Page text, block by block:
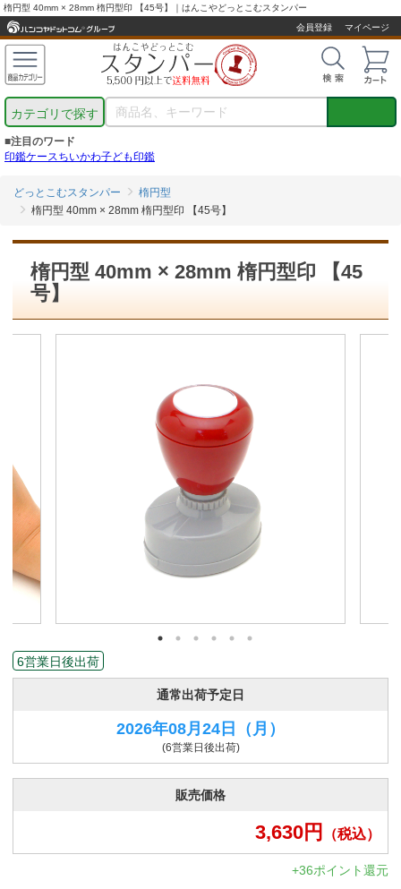
楕円型 40mm × 28mm 楕円型印 【45号】｜はんこやどっとこむスタンパー
会員登録
マイページ
カテゴリで探す
■注目のワード
印鑑ケースちいかわ子ども印鑑
どっとこむスタンパー
楕円型
楕円型 40mm × 28mm 楕円型印 【45号】
楕円型 40mm × 28mm 楕円型印 【45
号】
6営業日後出荷
通常出荷予定日
2026年08月24日 （月）
(6営業日後出荷)
販売価格
3,630円 （税込）
+36ポイント還元